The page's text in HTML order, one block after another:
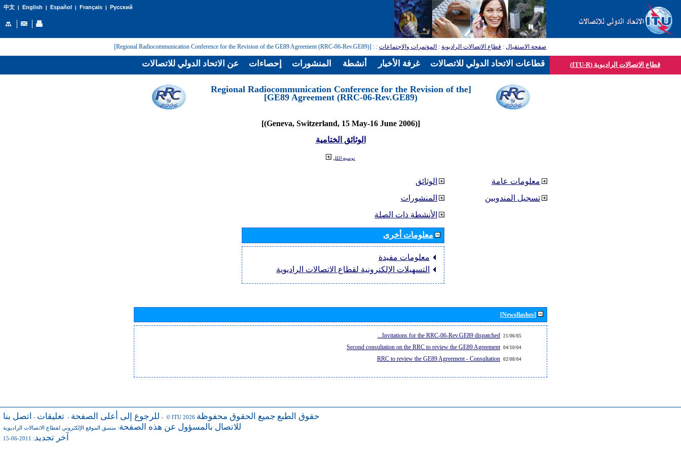
中文| English | Español | Français| Русский
صفحة الاستقبال: قطاع الاتصالات الراديوية: المؤتمرات والاجتماعات:
: [Regional Radiocommunication Conference for the Revision of the GE89 Agreement (RRC-06-Rev.GE89)]
قطاع الاتصالات الراديوية (ITU-R)
[Regional Radiocommunication Conference for the Revision of the
GE89 Agreement (RRC-06-Rev.GE89)]
[(Geneva, Switzerland, 15 May-16 June 2006)]
الوثائق الختامية
توسيع الكل
الوثائق
المنشورات
الأنشطة ذات الصلة
معلومات أخرى
معلومات مفيدة
التسهيلات الإلكترونية لقطاع الاتصالات الراديوية
معلومات عامة
تسجيل المندوبين
[Newsflashes]
21/06/05
Invitations for the RRC-06-Rev.GE89 dispatched...
04/10/04
Second consultation on the RRC to review the GE89 Agreement
02/08/04
RRC to review the GE89 Agreement - Consultation
للرجوع إلى أعلى الصفحة - تعليقات - اتصل بنا - © ITU 2026 حقوق الطبع جميع الحقوق محفوظة
للاتصال بالمسؤول عن هذه الصفحة: منسق الموقع الإلكتروني لقطاع الاتصالات الراديوية
آخر تجديد: 2011-06-15
عن الاتحاد الدولي للاتصالات إحصاءات المنشورات أنشطة غرفة الأخبار قطاعات الاتحاد الدولي للاتصالات